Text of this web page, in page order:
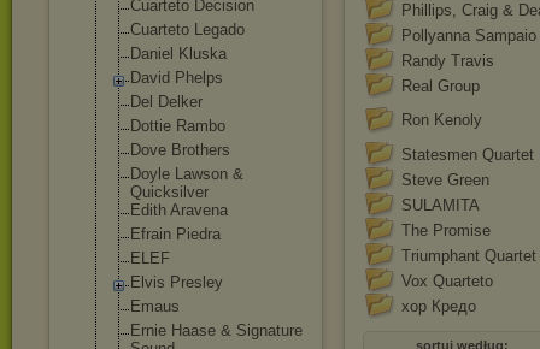
Cuarteto Decision
Cuarteto Legado
Daniel Kluska
David Phelps
Del Delker
Dottie Rambo
Dove Brothers
Doyle Lawson &
Quicksilver
Edith Aravena
Efrain Piedra
ELEF
Elvis Presley
Emaus
Ernie Haase & Signature
Phillips, Craig &
Pollyanna Sampaio
Randy Travis
Real Group
Ron Kenoly
Statesmen Quartet
Steve Green
SULAMITA
The Promise
Triumphant Quartet
Vox Quarteto
хор Кредо
sortuj według: